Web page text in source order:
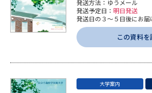
学問のミニ講義「夢ナビ講義」 学問分野
学問の教科書
ユーザーサポート
Ｑ＆Ａ よくあるご質問 大学進学
発送方法：ゆうメール
発送予定日： 明日発送
発送日の３～５日後にお届
この資料を
大学案内